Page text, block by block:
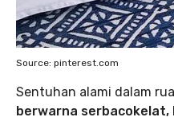
Source: pinterest.com
Sentuhan alami dalam
berwarna serbacokelat,